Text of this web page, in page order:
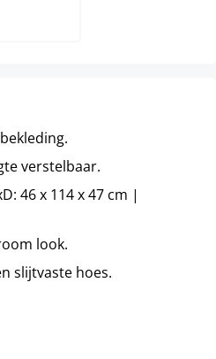
verstelbaar.
46 x 114 x 47 cm |
look.
slijtvaste hoes.